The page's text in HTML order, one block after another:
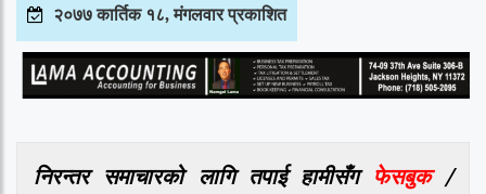
२०७७ कार्तिक १८, मंगलवार प्रकाशित
निरन्तर समाचारको लागि तपाई हामीसँग फेसबुक/